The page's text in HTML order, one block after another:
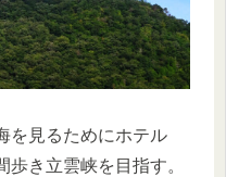
を見るためにホテル
歩き立雲峡を目指す。